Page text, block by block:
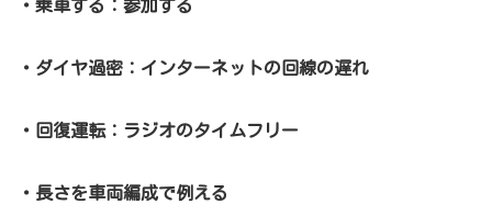
・乗車する：参加する
・ダイヤ過密：インターネットの回線の遅れ
・回復運転：ラジオのタイムフリー
・長さを車両編成で例える